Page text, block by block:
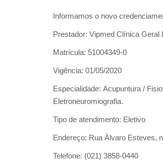
Informamos o novo
Prestador: Vipmed Clínica Geral
Matrícula: 51004349-0
Vigência: 01/05/2020
Especialidade: Acupuntura /
Eletroneuromiografia.
Tipo de atendimento: Eletivo
Endereço: Rua Àlvaro Esteves,
Telefone: (021) 3858-0440